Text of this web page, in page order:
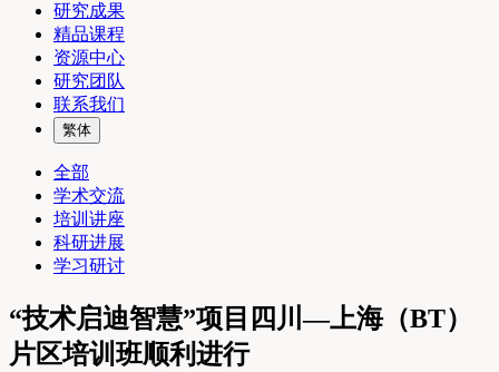
研究成果
精品课程
资源中心
研究团队
联系我们
繁体
全部
学术交流
培训讲座
科研进展
学习研讨
“技术启迪智慧”项目四川—上海（BT）
片区培训班顺利进行